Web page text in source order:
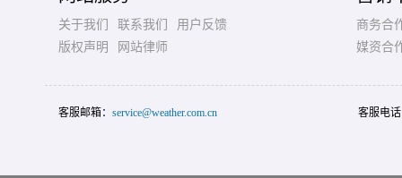
关于我们 联系我们
用户反馈
版权声明
网站律师
商务合
媒资合
客服邮箱： service@weather.com.cn 客服电